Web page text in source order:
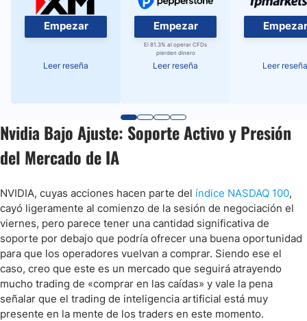
Empezar
Leer reseña
Empezar
El 81.3% al operar CFDs
pierden dinero
Leer reseña
Empezar
Leer reseña
Nvidia Bajo Ajuste: Soporte Activo y Presión
del Mercado de IA
NVIDIA, cuyas acciones hacen parte del índice NASDAQ 100,
cayó ligeramente al comienzo de la sesión de negociación el
viernes, pero parece tener una cantidad significativa de
soporte por debajo que podría ofrecer una buena oportunidad
para que los operadores vuelvan a comprar. Siendo ese el
caso, creo que este es un mercado que seguirá atrayendo
mucho trading de «comprar en las caídas» y vale la pena
señalar que el trading de inteligencia artificial está muy
presente en la mente de los traders en este momento.